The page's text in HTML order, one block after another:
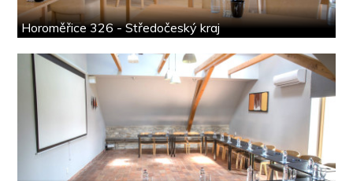
Horoměřice 326 - Středočeský kraj